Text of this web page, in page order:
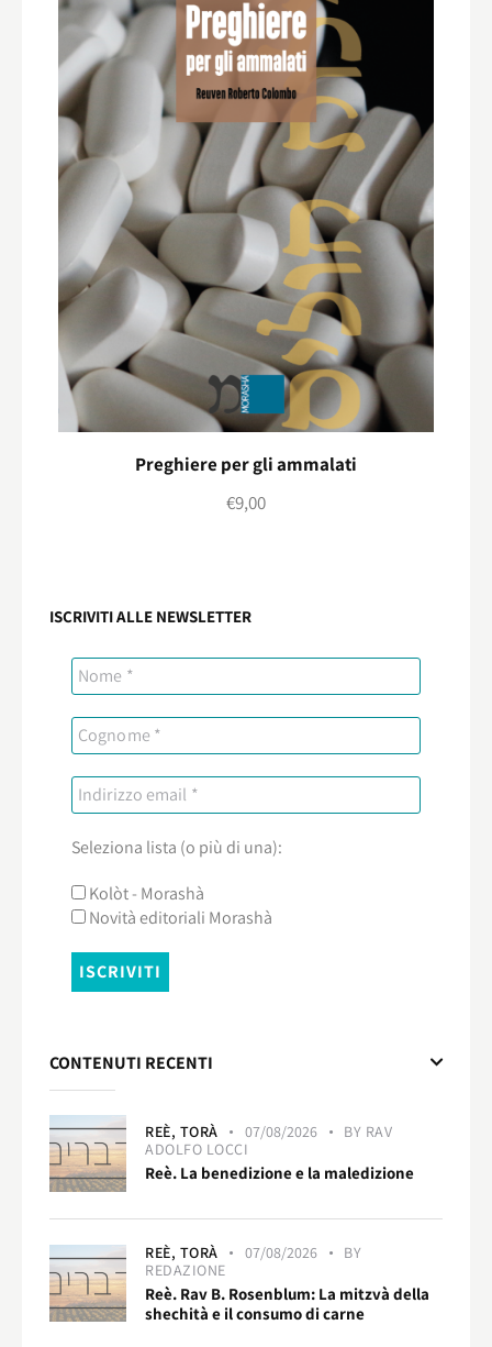
Preghiere per gli ammalati
€9,00
ISCRIVITI ALLE NEWSLETTER
Seleziona lista (o più di una):
Kolòt - Morashà
Novità editoriali Morashà
CONTENUTI RECENTI
REÈ, TORÀ 07/08/2026 BY RAV
ADOLFO LOCCI
Reè. La benedizione e la maledizione
REÈ, TORÀ 07/08/2026
BY
REDAZIONE
Reè. Rav B. Rosenblum: La mitzvà della
shechità e il consumo di carne